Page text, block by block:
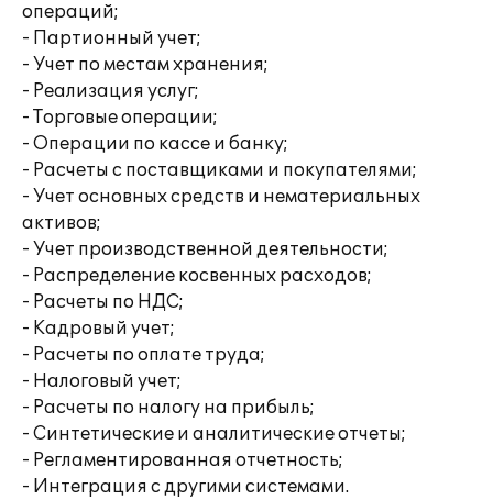
операций;
- Партионный учет;
- Учет по местам хранения;
- Реализация услуг;
- Торговые операции;
- Операции по кассе и банку;
- Расчеты с поставщиками и покупателями;
- Учет основных средств и нематериальных
активов;
- Учет производственной деятельности;
- Распределение косвенных расходов;
- Расчеты по НДС;
- Кадровый учет;
- Расчеты по оплате труда;
- Налоговый учет;
- Расчеты по налогу на прибыль;
- Синтетические и аналитические отчеты;
- Регламентированная отчетность;
- Интеграция с другими системами.